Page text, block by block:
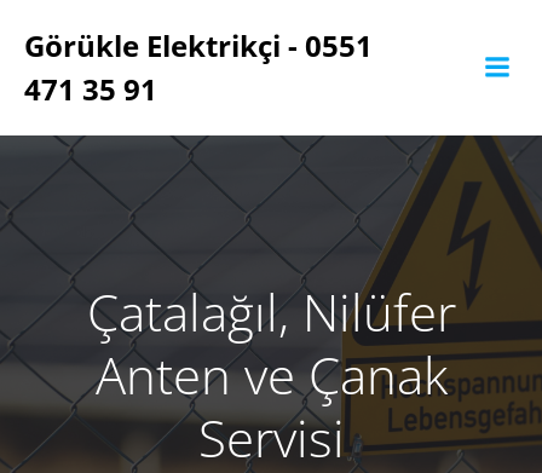
geç
Görükle Elektrikçi - 0551
471 35 91
Çatalağıl, Nilüfer
Anten ve Çanak
Servisi